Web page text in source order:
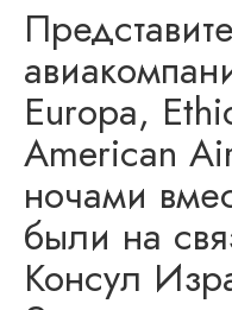
Europa,
American
ночами
были на
Консул